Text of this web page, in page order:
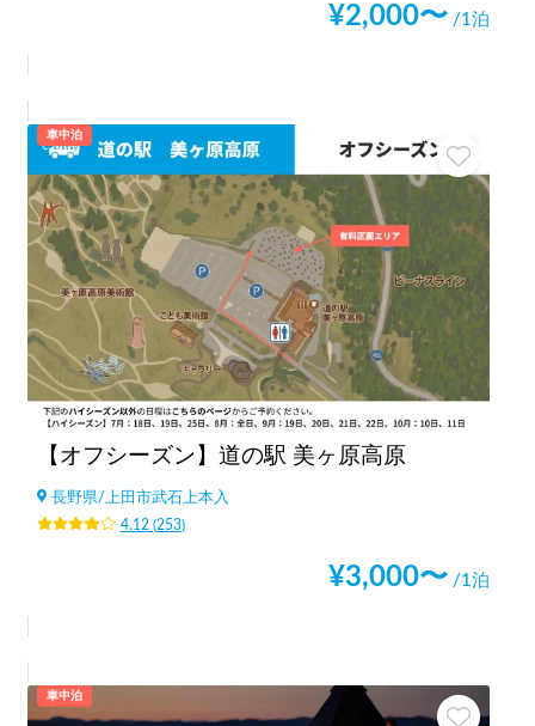
¥2,000〜 /1泊
車中泊
【オフシーズン】道の駅 美ヶ原高原
長野県/ 上田市武石上本入
4.12(253)
¥3,000〜 /1泊
車中泊